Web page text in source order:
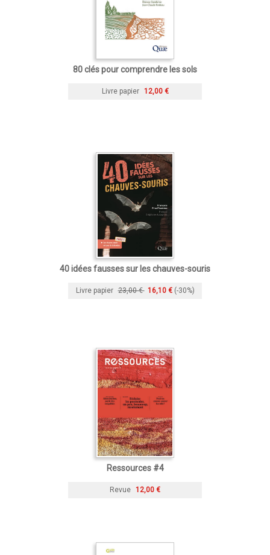
80 clés pour comprendre les sols
Livre papier 12,00 €
40 idées fausses sur les chauves-souris
Livre papier 23,00 € 16,10 € (-30%)
Ressources #4
Revue 12,00 €